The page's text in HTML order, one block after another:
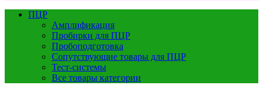
ПЦР
Амплификация
Пробирки для ПЦР
Пробоподготовка
Сопутствующие товары для ПЦР
Тест-системы
Все товары категории